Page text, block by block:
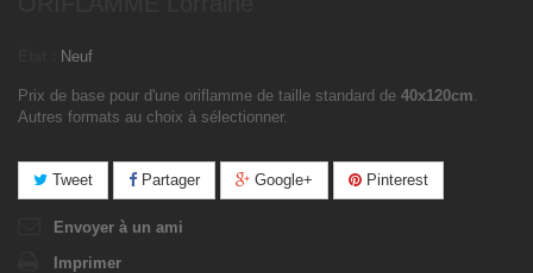
Neuf
Prix de base pour d'une oriflamme de taille standard de 40x120cm.
Autres formats au choix à sélectionner.
Tweet Partager Google+ Pinterest
Envoyer à un ami
Imprimer